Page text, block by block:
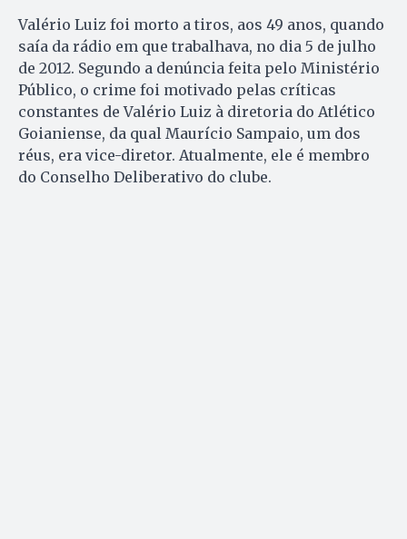
Valério Luiz foi morto a tiros, aos 49 anos, quando
saía da rádio em que trabalhava, no dia 5 de julho
de 2012. Segundo a denúncia feita pelo Ministério
Público, o crime foi motivado pelas críticas
constantes de Valério Luiz à diretoria do Atlético
Goianiense, da qual Maurício Sampaio, um dos
réus, era vice-diretor. Atualmente, ele é membro
do Conselho Deliberativo do clube.